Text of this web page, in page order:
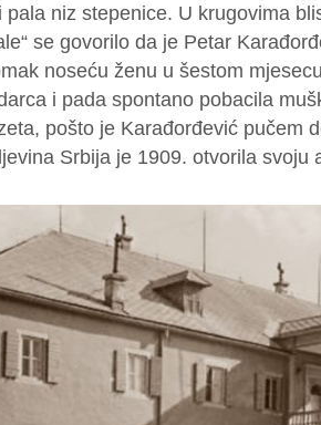
pala niz stepenice. U krugovima
se govorilo da je Petar
noseću ženu u šestom
i pada spontano pobacila
pošto je Karađorđević pučem
Srbija je 1909. otvorila svoju